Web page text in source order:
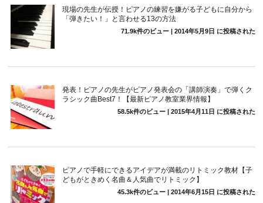
現場の先生が伝授！ピアノの練習を嫌がる子どもに自分から
「弾きたい！」と言わせる13の方法
71.9k件のビュー| 2014年5月9日 に投稿された
発表！ピアノの先生がピアノ発表会の「講師演奏」で弾くク
ラシック曲Best7！【最新ピアノ教室業界情報】
58.5k件のビュー| 2015年4月11日 に投稿された
ピアノで手軽にできるアイデアが満載のリトミック教材【子
どもがときめく名曲＆人気曲でリトミック】
45.3k件のビュー| 2014年6月15日 に投稿された